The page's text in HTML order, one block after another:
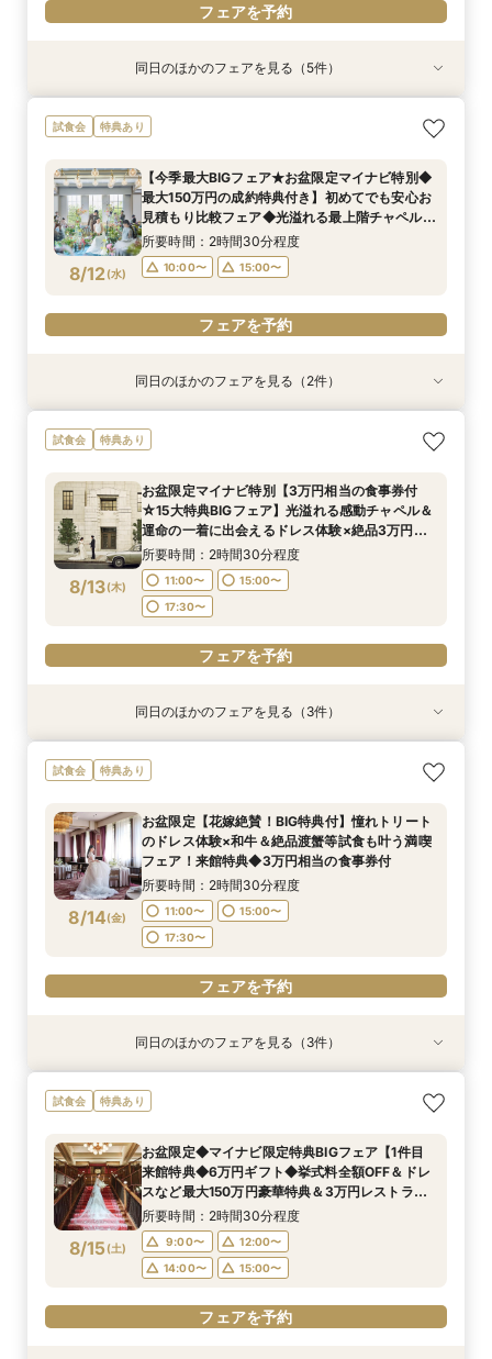
フェアを予約
特典あり
8/11(火)
【ドレスが映える】憧れの大階段×歴史ある洋館
で叶う◆1件目見学なら挙式料最大全額OFF×レス
験！近江牛&絶品渡蟹試食など豪華試食
所要時間：2時間30分程度
9:00〜
12:00〜
14:00〜
15:00〜
特典あり
8/11(火)
【初来館が1番お得】1件目来館で6万円ギフト付
き◆挙式料全額OFF＆ドレス20万円など最大150
牛含む豪華フルコース3万相当絶品試食フェア
所要時間：2時間30分程度
9:00〜
12:00〜
14:00〜
15:00〜
特典あり
8/11(火)
【ミシュランの味☆】和牛&絶品渡蟹の豪華試食
も叶う満喫フェア！ 必ずもらえる豪華3万円相当
所要時間：2時間30分程度
9:00〜
12:00〜
14:00〜
15:00〜
特典あり
8/11(火)
【10名64万円★専用会場有】最短1ヶ月で準備
OK！6名様から適用可10名64万円からの少人数
対応♪
所要時間：2時間30分程度
9:00〜
12:00〜
14:00〜
15:00〜
特典あり
8/11(火)
【見積相談のみでもOK◎90分クイック見学】レ
ストランペアチケットプレゼント付！チャペル体
シェフ特製豪華無料試食も！
所要時間：1時間30分程度
9:00〜
12:00〜
14:00〜
15:00〜
同日のほかのフェアを見る（5件）
試食会 特典あり
8/12(水)
【今季最大BIGフェア★お盆限定マイナビ特別◆
最大150万円の成約特典付き】初めてでも安心お
見積もり比較フェア◆光溢れる最上階チャペルで
感動の挙式体験＆3万円相当婚礼コース試食
所要時間：2時間30分程度
10:00〜 15:00〜
フェアを予約
特典あり
8/12(水
【料理重視◎ミシュランの味】和牛や絶品渡蟹な
ど3万円相当の豪華コース試食＆豪華3万円相当
所要時間：2時間30分程度
10:00〜 15:00〜
フェアを予約
特典あり
8/12(水
【10名64万円◆専用会場有】最短1ヶ月で準備
OK！6名様から適用可10名64万円からの少人数
所要時間：2時間30分程度
10:00〜 15:00〜
フェアを予約
同日のほかのフェアを見る（2件）
試食会 特典あり
8/13(木)
お盆限定マイナビ特別【3万円相当の食事券付
☆15大特典BIGフェア】光溢れる感動チャペル＆
運命の一着に出会えるドレス体験×絶品3万円相
当の婚礼コースの試食会
所要時間：2時間30分程度
11:00〜
15:00〜
17:30〜
フェアを予約
特典あり 動画あり
8/13(木)
【初見学が1番お得】1件目来館特典付き◆1件目
見学なら挙式料最大全額OFF◆光チャペルの挙式
試食フェア
所要時間：2時間30分程度
11:00〜
15:00〜
17:30〜
フェアを予約
特典あり
8/13(木)
【10名64万円◆専用会場有】最短1ヶ月で準備
OK！6名様から適用可10名64万円からの少人数
所要時間：2時間30分程度
11:00〜
15:00〜
17:30〜
フェアを予約
8/13(木)
【自宅&スマホでOK】◆オンライン対応の会場
相談◆ご遠方でも安心◎見学前の方にオススメ♪
所要時間：1時間程度
11:00〜 15:00〜
フェアを予約
同日のほかのフェアを見る（3件）
試食会 特典あり
8/14(金)
お盆限定【花嫁絶賛！BIG特典付】憧れトリート
のドレス体験×和牛＆絶品渡蟹等試食も叶う満喫
フェア！来館特典◆3万円相当の食事券付
所要時間：2時間30分程度
11:00〜
15:00〜
17:30〜
フェアを予約
特典あり 動画あり
8/14(金)
【初見学が1番お得】1件目来館特典付き◆1件目
見学なら挙式料最大全額OFF◆光チャペルの挙式
試食フェア
所要時間：2時間30分程度
11:00〜
15:00〜
17:30〜
フェアを予約
特典あり
8/14(金)
【10名64万円◆専用会場有】最短1ヶ月で準備
OK！6名様から適用可10名64万円からの少人数
所要時間：2時間30分程度
11:00〜
15:00〜
17:30〜
フェアを予約
特典あり
8/14(金)
【お買い物後にも◎90分クイック見学】1軒目見
学でレストランペアチケットプレゼント付！チャ
談会◆シェフ特製豪華無料試食も！
所要時間：1時間30分程度
11:00〜
15:00〜
17:30〜
フェアを予約
同日のほかのフェアを見る（3件）
試食会 特典あり
8/15(土)
お盆限定◆マイナビ限定特典BIGフェア【1件目
来館特典◆6万円ギフト◆挙式料全額OFF＆ドレ
スなど最大150万円豪華特典＆3万円レストラン
チケット】近江牛を含む3万円コースを無料で体
験×全館見学
所要時間：2時間30分程度
9:00〜
12:00〜
14:00〜
15:00〜
フェアを予約